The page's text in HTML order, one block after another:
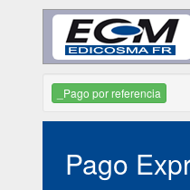
_Pago por referencia
Pago